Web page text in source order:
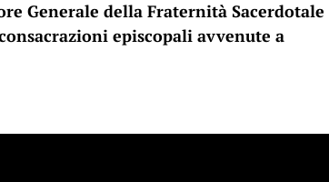
Generale della Fraternità Sacerdotale
episcopali avvenute a